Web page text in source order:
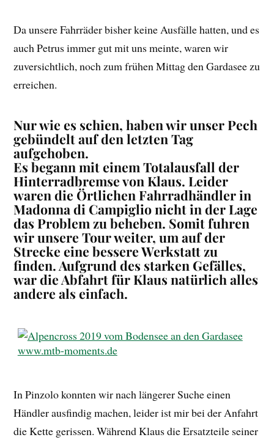
Da unsere Fahrräder bisher keine Ausfälle hatten, und es
auch Petrus immer gut mit uns meinte, waren wir
zuversichtlich, noch zum frühen Mittag den Gardasee zu
erreichen.
Nur wie es schien, haben wir unser Pech
gebündelt auf den letzten Tag
aufgehoben.
Es begann mit einem Totalausfall der
Hinterradbremse von Klaus. Leider
waren die Örtlichen Fahrradhändler in
Madonna di Campiglio nicht in der Lage
das Problem zu beheben. Somit fuhren
wir unsere Tour weiter, um auf der
Strecke eine bessere Werkstatt zu
finden. Aufgrund des starken Gefälles,
war die Abfahrt für Klaus natürlich alles
andere als einfach.
In Pinzolo konnten wir nach längerer Suche einen
Händler ausfindig machen, leider ist mir bei der Anfahrt
die Kette gerissen. Während Klaus die Ersatzteile seiner